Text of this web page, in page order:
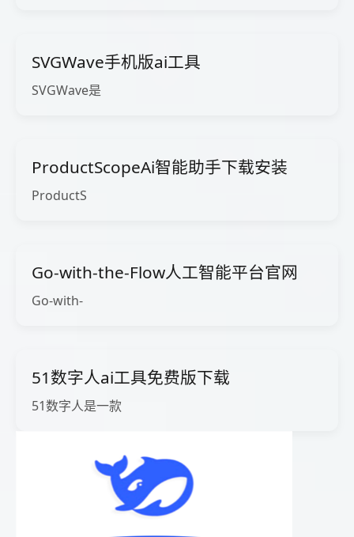
SVGWave手机版ai工具
SVGWave是
ProductScopeAi智能助手下载安装
ProductS
Go-with-the-Flow人工智能平台官网
Go-with-
51数字人ai工具免费版下载
51数字人是一款